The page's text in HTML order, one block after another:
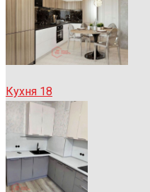
Кухня 18